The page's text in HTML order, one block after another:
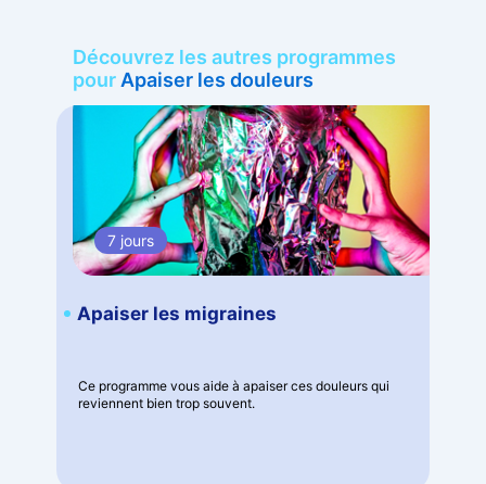
Découvrez les autres programmes
pour Apaiser les douleurs
7 jours
Apaiser les migraines
Ce programme vous aide à apaiser ces douleurs qui
reviennent bien trop souvent.